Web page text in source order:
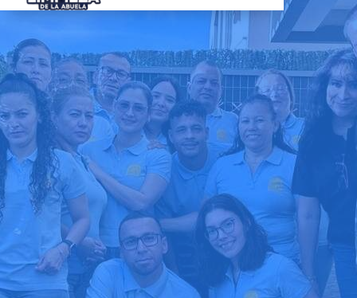
RIBATEJADA
Llevamos la limpieza profesional
hasta tu puerta, para que puedas
centrarte en lo que realmente
importa
Pide tu presupuesto gratis
Llama hoy: 919 03 52 24